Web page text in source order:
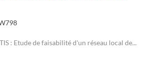
: Etude de faisabilité d'un réseau local de...